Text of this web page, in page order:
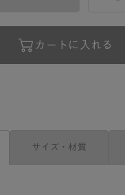
カートに入れる
サイズ・材質